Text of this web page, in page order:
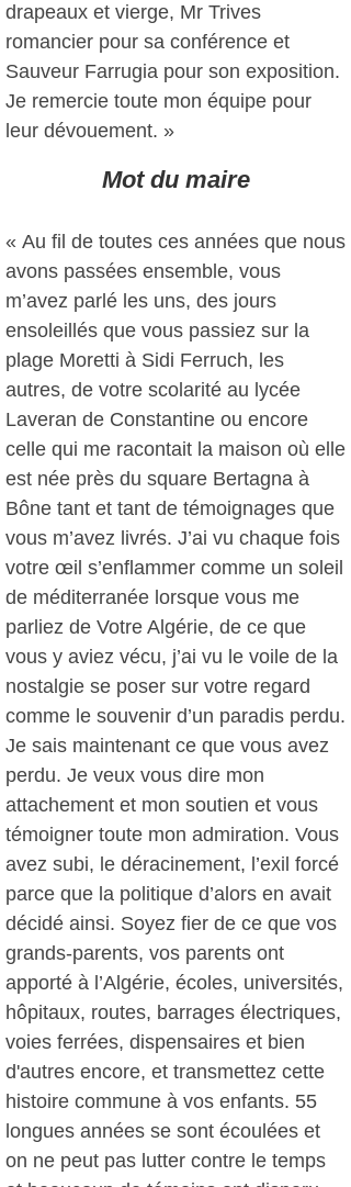
drapeaux et vierge, Mr Trives
romancier pour sa conférence et
Sauveur Farrugia pour son exposition.
Je remercie toute mon équipe pour
leur dévouement. »
Mot du maire
« Au fil de toutes ces années que nous
avons passées ensemble, vous
m’avez parlé les uns, des jours
ensoleillés que vous passiez sur la
plage Moretti à Sidi Ferruch, les
autres, de votre scolarité au lycée
Laveran de Constantine ou encore
celle qui me racontait la maison où elle
est née près du square Bertagna à
Bône tant et tant de témoignages que
vous m’avez livrés. J’ai vu chaque fois
votre œil s’enflammer comme un soleil
de méditerranée lorsque vous me
parliez de Votre Algérie, de ce que
vous y aviez vécu, j’ai vu le voile de la
nostalgie se poser sur votre regard
comme le souvenir d’un paradis perdu.
Je sais maintenant ce que vous avez
perdu. Je veux vous dire mon
attachement et mon soutien et vous
témoigner toute mon admiration. Vous
avez subi, le déracinement, l’exil forcé
parce que la politique d’alors en avait
décidé ainsi. Soyez fier de ce que vos
grands-parents, vos parents ont
apporté à l’Algérie, écoles, universités,
hôpitaux, routes, barrages électriques,
voies ferrées, dispensaires et bien
d'autres encore, et transmettez cette
histoire commune à vos enfants. 55
longues années se sont écoulées et
on ne peut pas lutter contre le temps